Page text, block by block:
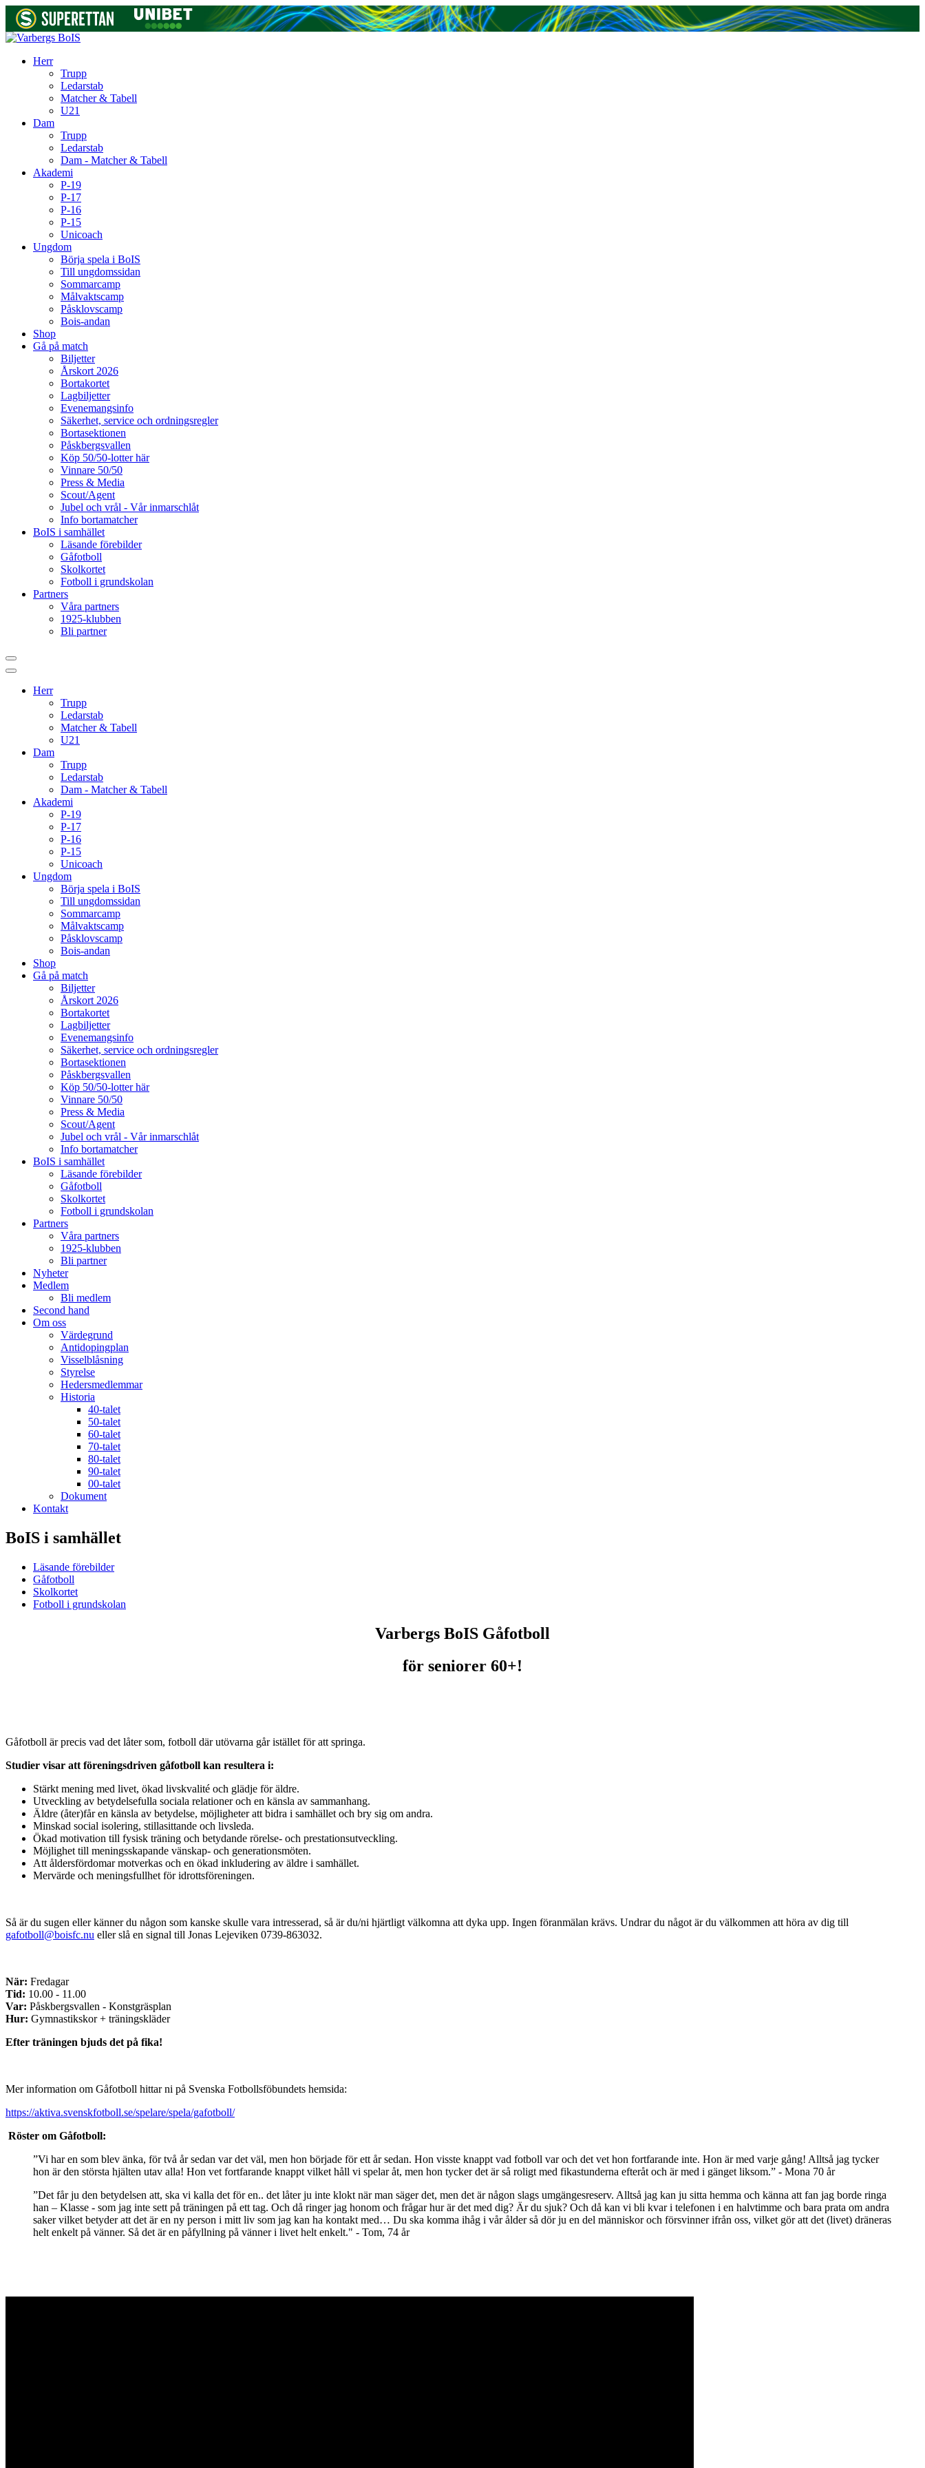
Herr
Trupp
Ledarstab
Matcher & Tabell
U21
Dam
Trupp
Ledarstab
Dam - Matcher & Tabell
Akademi
P-19
P-17
P-16
P-15
Unicoach
Ungdom
Börja spela i BoIS
Till ungdomssidan
Sommarcamp
Målvaktscamp
Påsklovscamp
Bois-andan
Shop
Gå på match
Biljetter
Årskort 2026
Bortakortet
Lagbiljetter
Evenemangsinfo
Säkerhet, service och ordningsregler
Bortasektionen
Påskbergsvallen
Köp 50/50-lotter här
Vinnare 50/50
Press & Media
Scout/Agent
Jubel och vrål - Vår inmarschlåt
Info bortamatcher
BoIS i samhället
Läsande förebilder
Gåfotboll
Skolkortet
Fotboll i grundskolan
Partners
Våra partners
1925-klubben
Bli partner
Herr
Trupp
Ledarstab
Matcher & Tabell
U21
Dam
Trupp
Ledarstab
Dam - Matcher & Tabell
Akademi
P-19
P-17
P-16
P-15
Unicoach
Ungdom
Börja spela i BoIS
Till ungdomssidan
Sommarcamp
Målvaktscamp
Påsklovscamp
Bois-andan
Shop
Gå på match
Biljetter
Årskort 2026
Bortakortet
Lagbiljetter
Evenemangsinfo
Säkerhet, service och ordningsregler
Bortasektionen
Påskbergsvallen
Köp 50/50-lotter här
Vinnare 50/50
Press & Media
Scout/Agent
Jubel och vrål - Vår inmarschlåt
Info bortamatcher
BoIS i samhället
Läsande förebilder
Gåfotboll
Skolkortet
Fotboll i grundskolan
Partners
Våra partners
1925-klubben
Bli partner
Nyheter
Medlem
Bli medlem
Second hand
Om oss
Värdegrund
Antidopingplan
Visselblåsning
Styrelse
Hedersmedlemmar
Historia
40-talet
50-talet
60-talet
70-talet
80-talet
90-talet
00-talet
Dokument
Kontakt
BoIS i samhället
Läsande förebilder
Gåfotboll
Skolkortet
Fotboll i grundskolan
Varbergs BoIS Gåfotboll
för seniorer 60+!
Gåfotboll är precis vad det låter som, fotboll där utövarna går istället för att springa.
Studier visar att föreningsdriven gåfotboll kan resultera i:
Stärkt mening med livet, ökad livskvalité och glädje för äldre.
Utveckling av betydelsefulla sociala relationer och en känsla av sammanhang.
Äldre (åter)får en känsla av betydelse, möjligheter att bidra i samhället och bry sig om andra.
Minskad social isolering, stillasittande och livsleda.
Ökad motivation till fysisk träning och betydande rörelse- och prestationsutveckling.
Möjlighet till meningsskapande vänskap- och generationsmöten.
Att åldersfördomar motverkas och en ökad inkludering av äldre i samhället.
Mervärde och meningsfullhet för idrottsföreningen.
Så är du sugen eller känner du någon som kanske skulle vara intresserad, så är du/ni hjärtligt välkomna att dyka upp. Ingen föranmälan krävs. Undrar du något är du välkommen att höra av dig till
gafotboll@boisfc.nu eller slå en signal till Jonas Lejeviken 0739-863032.
När: Fredagar
Tid: 10.00 - 11.00
Var: Påskbergsvallen - Konstgräsplan
Hur: Gymnastikskor + träningskläder
Efter träningen bjuds det på fika!
Mer information om Gåfotboll hittar ni på Svenska Fotbollsföbundets hemsida:
https://aktiva.svenskfotboll.se/spelare/spela/gafotboll/
Röster om Gåfotboll:
”Vi har en som blev änka, för två år sedan var det väl, men hon började för ett år sedan. Hon visste knappt vad fotboll var och det vet hon fortfarande inte. Hon är med varje gång! Alltså jag tycker
hon är den största hjälten utav alla! Hon vet fortfarande knappt vilket håll vi spelar åt, men hon tycker det är så roligt med fikastunderna efteråt och är med i gänget liksom.” - Mona 70 år
”Det får ju den betydelsen att, ska vi kalla det för en.. det låter ju inte klokt när man säger det, men det är någon slags umgängesreserv. Alltså jag kan ju sitta hemma och känna att fan jag borde ringa
han – Klasse - som jag inte sett på träningen på ett tag. Och då ringer jag honom och frågar hur är det med dig? Är du sjuk? Och då kan vi bli kvar i telefonen i en halvtimme och bara prata om andra
saker vilket betyder att det är en ny person i mitt liv som jag kan ha kontakt med… Du ska komma ihåg i vår ålder så dör ju en del människor och försvinner ifrån oss, vilket gör att det (livet) dräneras
helt enkelt på vänner. Så det är en påfyllning på vänner i livet helt enkelt." - Tom, 74 år